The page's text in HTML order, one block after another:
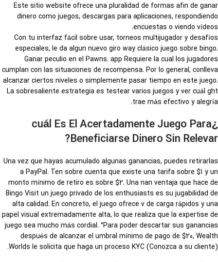
Este sitio website ofrece una pluralidad de formas afin de ganar
dinero como juegos, descargas para aplicaciones, respondiendo
encuestas o viendo vídeos.
Con tu interfaz fácil sobre usar, torneos multijugador y desafíos
especiales, le da algun nuevo giro way clásico juego sobre bingo.
Ganar peculio en el Pawns. app Requiere la cual los jugadores
cumplan con las situaciones de recompensa. Por lo general, conlleva
alcanzar ciertos niveles o simplemente pasar tiempo en este juego.
La sobresaliente estrategia es testear varios juegos y ver cuál ght
trae más efectivo y alegría.
¿cuál Es El Acertadamente Juego Para
Beneficiarse Dinero Sin Relevar?
Una vez que hayas acumulado algunas ganancias, puedes retirarlas
a PayPal. Ten sobre cuenta que existe una tarifa sobre $1 y un
monto mínimo de retiro es sobre $2. Una nan ventaja que hace de
Bingo Visit un juego privado de los enthusiasts es su jugabilidad de
alta calidad. En concreto, el juego ofrece v de carga rápidos y una
papel visual extremadamente alta, lo que realiza que la expertise de
juego sea mucho más cordial. “Para poder descartar sus ganancias
después de alcanzar el umbral mínimo de pago de $20, Wealth
Worlds le solicita que haga un proceso KYC (Conozca a su cliente).